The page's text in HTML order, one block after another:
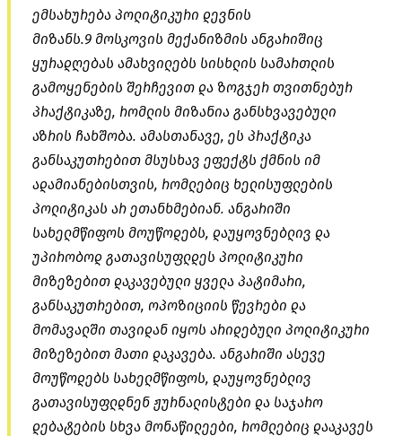
ემსახურება პოლიტიკური დევნის
მიზანს.9 მოსკოვის მექანიზმის ანგარიშიც
ყურადღებას ამახვილებს სისხლის სამართლის
გამოყენების შერჩევით და ზოგჯერ თვითნებურ
პრაქტიკაზე, რომლის მიზანია განსხვავებული
აზრის ჩახშობა. ამასთანავე, ეს პრაქტიკა
განსაკუთრებით მსუსხავ ეფექტს ქმნის იმ
ადამიანებისთვის, რომლებიც ხელისუფლების
პოლიტიკას არ ეთანხმებიან. ანგარიში
სახელმწიფოს მოუწოდებს, დაუყოვნებლივ და
უპირობოდ გათავისუფლდეს პოლიტიკური
მიზეზებით დაკავებული ყველა პატიმარი,
განსაკუთრებით, ოპოზიციის წევრები და
მომავალში თავიდან იყოს არიდებული პოლიტიკური
მიზეზებით მათი დაკავება. ანგარიში ასევე
მოუწოდებს სახელმწიფოს, დაუყოვნებლივ
გათავისუფლდნენ ჟურნალისტები და საჯარო
დებატების სხვა მონაწილეები, რომლებიც დააკავეს